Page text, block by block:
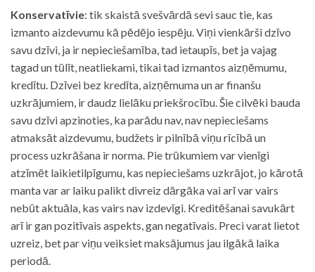
Konservatīvie: tik skaistā svešvārdā sevi sauc tie, kas
izmanto aizdevumu kā pēdējo iespēju. Viņi vienkārši dzīvo
savu dzīvi, ja ir nepieciešamība, tad ietaupīs, bet ja vajag
tagad un tūlīt, neatliekami, tikai tad izmantos aizņēmumu,
kredītu. Dzīvei bez kredīta, aizņēmuma un ar finanšu
uzkrājumiem, ir daudz lielāku priekšrocību. Šie cilvēki bauda
savu dzīvi apzinoties, ka parādu nav, nav nepieciešams
atmaksāt aizdevumu, budžets ir pilnībā viņu rīcībā un
process uzkrāšana ir norma. Pie trūkumiem var vienīgi
atzīmēt laikietilpīgumu, kas nepieciešams uzkrājot, jo kārotā
manta var ar laiku palikt divreiz dārgāka vai arī var vairs
nebūt aktuāla, kas vairs nav izdevīgi. Kreditēšanai savukārt
arī ir gan pozitīvais aspekts, gan negatīvais. Preci varat lietot
uzreiz, bet par viņu veiksiet maksājumus jau ilgākā laika
periodā.